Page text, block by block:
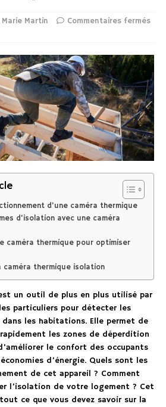
Marie Martin Commentaires fermés
d’une caméra thermique
d’isolation avec une caméra
caméra thermique pour optimiser
caméra thermique isolation
un outil de plus en plus utilisé par
particuliers pour détecter les
les habitations. Elle permet de
les zones de déperdition
le confort des occupants
d’énergie. Quels sont les
de cet appareil ? Comment
l’isolation de votre logement ? Cet
ce que vous devez savoir sur la